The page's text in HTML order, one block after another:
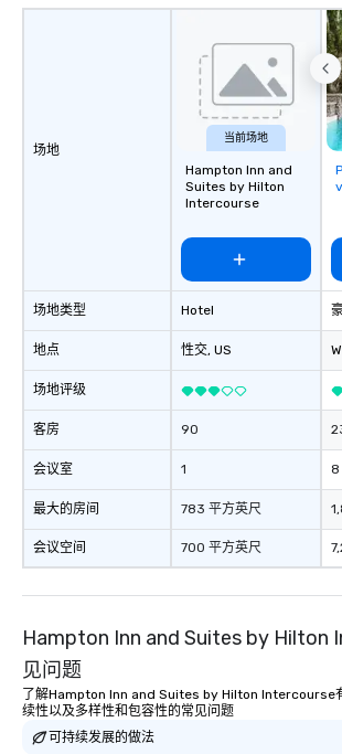
deliver nothing short of an
场地
场地类型
地点
场地评级
客房
会议室
最大的房间
会议空间
当前场地
Hampton Inn and
Suites by Hilton
Intercourse
Hotel
性交, US
90
1
783 平方英尺
700 平方英尺
8
Hampton Inn and Suites by Hilton
见问题
了解Hampton Inn and Suites by Hilton Intercourse
续性以及多样性和包容性的常见问题
可持续发展的做法